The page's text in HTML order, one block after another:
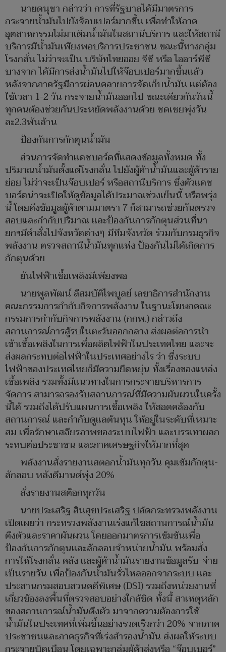
นายดนุชา กล่าวว่า การที่รัฐบาลได้มีมาตรการ
กระจายน้ำมันไปยังจ๊อบเปอร์มากขึ้น เพื่อทำให้ภาค
อุตสาหกรรมไม่มาเติมน้ำมันในสถานีบริการ และให้สถานี
บริการมีน้ำมันเพียงพอบริการประชาชน ขณะนี้ทางกลุ่ม
โรงกลั่น ไม่ว่าจะเป็น บริษัทไทยออย จีซี หรือ ไออาร์พีซี
บางจาก ได้มีการส่งน้ำมันไปให้จ๊อบเปอร์มากขึ้นแล้ว
หลังจากภาครัฐมีการผ่อนคลายการจัดเก็บน้ำมัน แต่ต้อง
ใช้เวลา 1-2 วัน กระจายน้ำมันออกไป ขณะเดียวกันวันนี้
ทุกคนต้องช่วยกันประหยัดพลังงานด้วย ชดเชยพุ่งวัน
ละ2.3พันล้าน
ป้องกันการกักตุนน้ำมัน
ส่วนการจัดทำแดชบอร์ดที่แสดงข้อมูลทั้งหมด ทั้ง
ปริมาณน้ำมันตั้งแต่โรงกลั่น ไปยังผู้ค้าน้ำมันและผู้ค้าราย
ย่อย ไม่ว่าจะเป็นจ๊อบเปอร์ หรือสถานีบริการ ซึ่งตัวแดช
บอร์ดน่าจะเปิดให้ดูข้อมูลได้ประมาณช่วงเย็นนี้ หรือพรุ่ง
นี้ โดยดึงข้อมูลผู้ค้าตามมาตรา 7 ก็สามารถช่วยกันตรวจ
สอบและกำกับปริมาณ และป้องกันการกักตุนส่วนที่นา
ยกฯมีคำสั่งไปจังหวัดต่างๆ มีทีมจังหวัด ร่วมกับกรมธุรกิจ
พลังงาน ตรวจสถานีน้ำมันทุกแห่ง ป้องกันไม่ได้เกิดการ
กักตุนด้วย
ยันไฟฟ้าเชื้อเพลิงมีเพียงพอ
นายพูลพัฒน์ ลีสมบัติไพบูลย์ เลขาธิการสำนักงาน
คณะกรรมการกำกับกิจการพลังงาน ในฐานะโฆษกคณะ
กรรมการกำกับกิจการพลังงาน (กกพ.) กล่าวถึง
สถานการณ์การสู้รบในตะวันออกกลาง ส่งผลต่อการนำ
เข้าเชื้อเพลิงในการเพื่อผลิตไฟฟ้าในประเทศไทย และจะ
ส่งผลกระทบต่อไฟฟ้าในประเทศอย่างไร ว่า ซึ่งระบบ
ไฟฟ้าของประเทศไทยก็มีความยืดหยุ่น ทั้งเรื่องของแหล่ง
เชื้อเพลิง รวมทั้งมีแนวทางในการกระจายบริหารการ
จัดการ สามารถรองรับสถานการณ์ที่มีความผันผวนในครั้ง
นี้ได้ รวมถึงได้ปรับแผนการเชื้อเพลิง ให้สอดคล้องกับ
สถานการณ์ และกำกับดูแลต้นทุน ให้อยู่ในระดับที่เหมาะ
สม เพื่อรักษาเสถียรภาพของระบบไฟฟ้า และบรรเทาผลก
ระทบต่อประชาชน และภาคเศรษฐกิจให้มากที่สุด
พลังงานสั่งรายงานสตอกน้ำมันทุกวัน คุมเข้มกักตุน-
ลักลอบ หลังดีมานด์พุ่ง 20%
สั่งรายงานสต๊อกทุกวัน
นายประเสริฐ สินสุขประเสริฐ ปลัดกระทรวงพลังงาน
เปิดเผยว่า กระทรวงพลังงานเร่งแก้ไขสถานการณ์น้ำมัน
ตึงตัวและราคาผันผวน โดยออกมาตรการเข้มข้นเพื่อ
ป้องกันการกักตุนและลักลอบจำหน่ายน้ำมัน พร้อมสั่ง
การให้โรงกลั่น คลัง และผู้ค้าน้ำมันรายงานข้อมูลรับ-จ่าย
เป็นรายวัน เพื่อป้องกันน้ำมันรั่วไหลออกจากระบบ และ
ประสานกรมสอบสวนคดีพิเศษ (DSI) รวมถึงหน่วยงานที่
เกี่ยวข้องลงพื้นที่ตรวจสอบอย่างใกล้ชิด ทั้งนี้ สาเหตุหลัก
ของสถานการณ์น้ำมันตึงตัว มาจากความต้องการใช้
น้ำมันในประเทศที่เพิ่มขึ้นอย่างรวดเร็วกว่า 20% จากภาค
ประชาชนและภาคธุรกิจที่เร่งสำรองน้ำมัน ส่งผลให้ระบบ